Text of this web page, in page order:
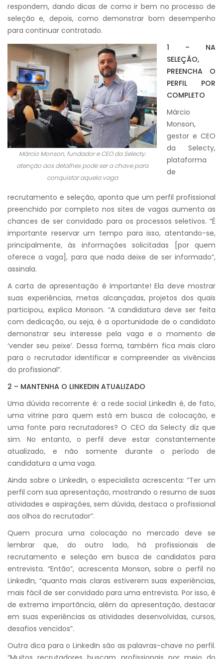
respondem, dando dicas de como ir bem no processo de
seleção e, depois, como demonstrar bom desempenho
para continuar contratado.
Márcio Monson, fundador e CEO da Selecty:
atenção aos detalhes pode ser a chave para
conquistar aquela vaga
1 – NA
SELEÇÃO,
PREENCHA O
PERFIL POR
COMPLETO
Márcio
Monson,
gestor e CEO
da Selecty,
plataforma
de
recrutamento e seleção, aponta que um perfil profissional
preenchido por completo nos sites de vagas aumenta as
chances de ser convidado para os processos seletivos. “É
importante reservar um tempo para isso, atentando-se,
principalmente, às informações solicitadas [por quem
oferece a vaga], para que nada deixe de ser informado”,
assinala.
A carta de apresentação é importante! Ela deve mostrar
suas experiências, metas alcançadas, projetos dos quais
participou, explica Monson. “A candidatura deve ser feita
com dedicação, ou seja, é a oportunidade de o candidato
demonstrar seu interesse pela vaga e o momento de
‘vender seu peixe’. Dessa forma, também fica mais claro
para o recrutador identificar e compreender as vivências
do profissional”.
2 – MANTENHA O LINKEDIN ATUALIZADO
Uma dúvida recorrente é: a rede social LinkedIn é, de fato,
uma vitrine para quem está em busca de colocação, e
uma fonte para recrutadores? O CEO da Selecty diz que
sim. No entanto, o perfil deve estar constantemente
atualizado, e não somente durante o período de
candidatura a uma vaga.
Ainda sobre o LinkedIn, o especialista acrescenta: “Ter um
perfil com sua apresentação, mostrando o resumo de suas
atividades e aspirações, sem dúvida, destaca o profissional
aos olhos do recrutador”.
Quem procura uma colocação no mercado deve se
lembrar que, do outro lado, há profissionais de
recrutamento e seleção em busca de candidatos para
entrevista. “Então”, acrescenta Monson, sobre o perfil no
LinkedIn, “quanto mais claras estiverem suas experiências,
mais fácil de ser convidado para uma entrevista. Por isso, é
de extrema importância, além da apresentação, destacar
em suas experiências as atividades desenvolvidas, cursos,
desafios vencidos”.
Outra dica para o LinkedIn são as palavras-chave no perfil.